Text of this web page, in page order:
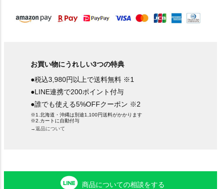
お買い物にうれしい3つの特典
●税込3,980円以上で送料無料 ※1
●LINE連携で200ポイント付与
●誰でも使える5%OFFクーポン ※2
※1.北海道・沖縄は別途1,100円送料がかかります
※2.カートに自動付与
→返品について
商品についての相談をする